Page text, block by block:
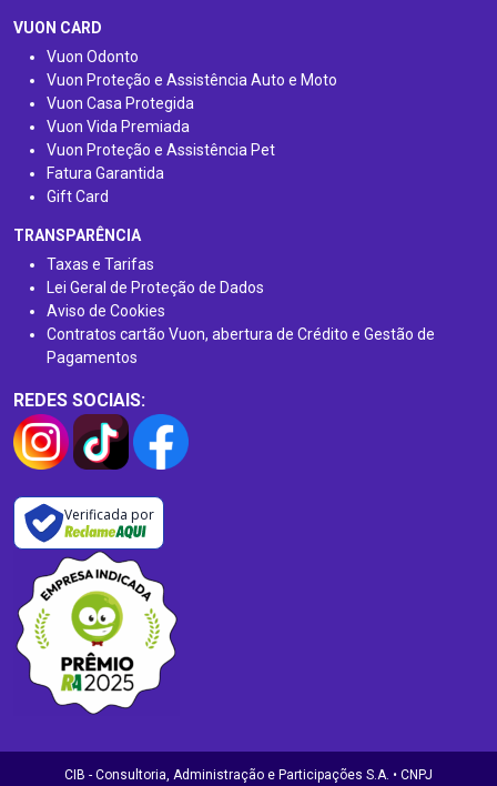
VUON CARD
Vuon Odonto
Vuon Proteção e Assistência Auto e Moto
Vuon Casa Protegida
Vuon Vida Premiada
Vuon Proteção e Assistência Pet
Fatura Garantida
Gift Card
TRANSPARÊNCIA
Taxas e Tarifas
Lei Geral de Proteção de Dados
Aviso de Cookies
Contratos cartão Vuon, abertura de Crédito e Gestão de
Pagamentos
REDES SOCIAIS:
Verificada por
CIB - Consultoria, Administração e Participações S.A. • CNPJ